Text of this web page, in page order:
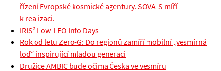
řízení Evropské kosmické agentury. SOVA-S míří
k realizaci.
IRIS² Low-LEO Info Days
Rok od letu Zero-G: Do regionů zamíří mobilní „vesmírná
loď“ inspirující mladou generaci
Družice AMBIC bude očima Česka ve vesmíru